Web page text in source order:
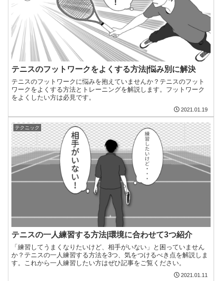
テニスのフットワークをよくする方法|悩み別に解決
テニスのフットワークに悩みを抱えていませんか？テニスのフット
ワークをよくする方法とトレーニングを解説します。フットワーク
をよくしたい方は必見です。
2021.01.19
テクニック
テニスの一人練習する方法|環境に合わせて3つ紹介
「練習してうまくなりたいけど、相手がいない」と困っていません
か？テニスの一人練習する方法を3つ、気をつけるべき点を解説しま
す。これから一人練習したい方はぜひ記事をご覧ください。
2021.01.11